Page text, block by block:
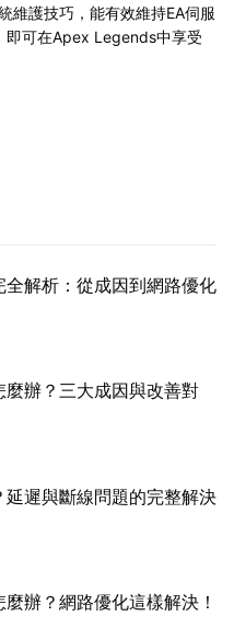
維護技巧，能有效維持EA伺服
即可在Apex Legends中享受
解析：從成因到網路優化
辦？三大成因與改善對
遲與斷線問題的完整解決
辦？網路優化這樣解決！